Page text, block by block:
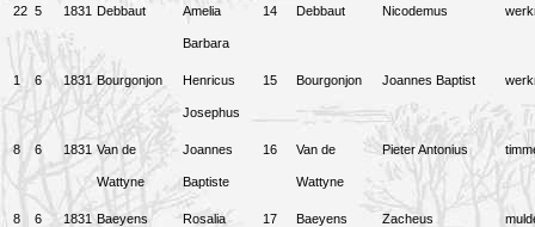
22 5 1831 Debbaut Amelia
Barbara
14 Debbaut Nicodemus
1 6 1831 Bourgonjon Henricus
Josephus
15 Bourgonjon Joannes Baptist
8 6 1831 Van de
Wattyne
Joannes
Baptiste
16 Van de
Wattyne
Pieter Antonius
8 6 1831 Baeyens Rosalia 17 Baeyens Zacheus